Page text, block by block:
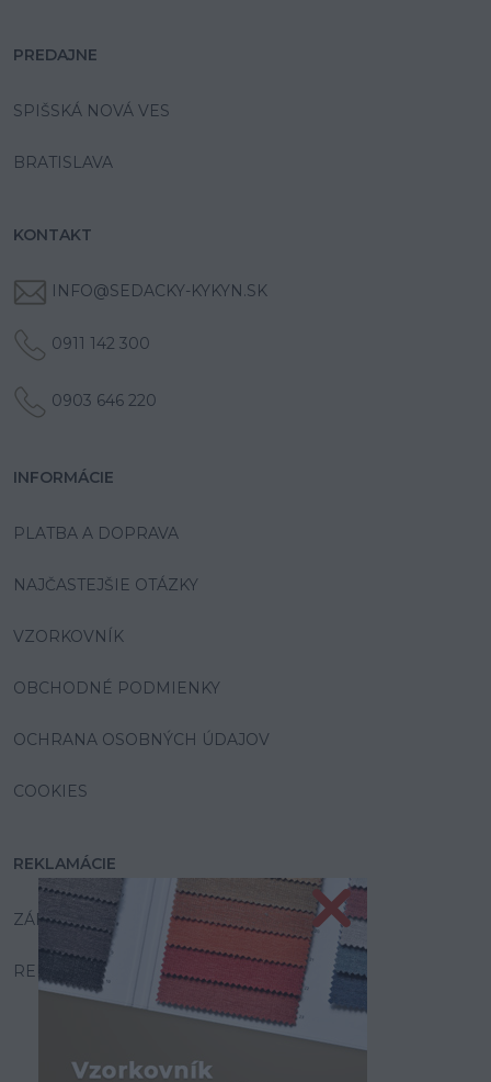
PREDAJNE
SPIŠSKÁ NOVÁ VES
BRATISLAVA
KONTAKT
INFO@SEDACKY-KYKYN.SK
0911 142 300
0903 646 220
INFORMÁCIE
PLATBA A DOPRAVA
NAJČASTEJŠIE OTÁZKY
VZORKOVNÍK
OBCHODNÉ PODMIENKY
OCHRANA OSOBNÝCH ÚDAJOV
COOKIES
REKLAMÁCIE
ZÁRUKA A SERVIS
REKLAMAČNÝ PORIADOK